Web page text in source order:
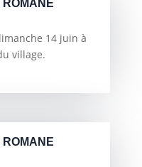
ROMANE
14 juin à
village.
ROMANE